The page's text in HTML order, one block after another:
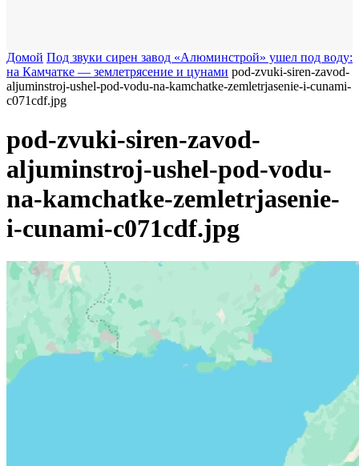
Домой ​Под звуки сирен завод «Алюминстрой» ушел под воду:
на Камчатке — землетрясение и цунами pod-zvuki-siren-zavod-
aljuminstroj-ushel-pod-vodu-na-kamchatke-zemletrjasenie-i-cunami-
c071cdf.jpg
pod-zvuki-siren-zavod-
aljuminstroj-ushel-pod-vodu-
na-kamchatke-zemletrjasenie-
i-cunami-c071cdf.jpg